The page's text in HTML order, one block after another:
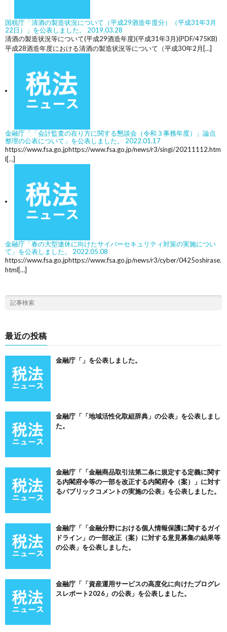
国税庁「清酒の製造状況について（平成29酒造年度分）（平成31年3月
22日）」を公表しました。
2019.03.28
清酒の製造状況等について(平成29酒造年度)(平成31年3月)(PDF/475KB)
平成28酒造年度における清酒の製造状況等について（平成30年2月[…]
金融庁「「会計監査の在り方に関する懇談会（令和３事務年度）」論点
整理の公表について」を公表しました。
2022.01.17
https://www.fsa.go.jphttps://www.fsa.go.jp/news/r3/singi/20211112.htm
l[…]
金融庁「春の大型連休に向けたサイバーセキュリティ対策の実施につい
て」を公表しました。
2022.05.08
https://www.fsa.go.jphttps://www.fsa.go.jp/news/r3/cyber/0425oshirase.
html[…]
最近の投稿
金融庁「」を公表しました。
金融庁「「地域活性化取組辞典」の公表」を公表しまし
た。
金融庁「「金融商品取引法第二条に規定する定義に関す
る内閣府令等の一部を改正する内閣府令（案）」に対す
るパブリックコメントの実施の公表」を公表しました。
金融庁「「金融分野における個人情報保護に関するガイ
ドライン」の一部改正（案）に対する意見募集の結果等
の公表」を公表しました。
金融庁「「資産運用サービスの高度化に向けたプログレ
スレポート2026」の公表」を公表しました。